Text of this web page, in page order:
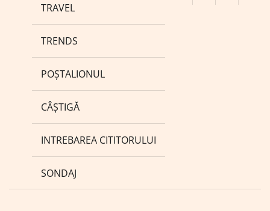
TRAVEL
TRENDS
POȘTALIONUL
CÂȘTIGĂ
INTREBAREA CITITORULUI
SONDAJ